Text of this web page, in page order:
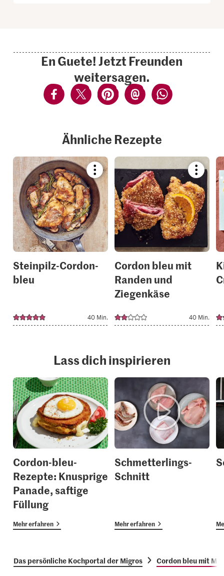
En Guete! Jetzt Freunden
weitersagen.
Ähnliche Rezepte
Bookmark
recipe
or
add
it
to
your
collections.
Steinpilz-Cordon-
bleu
40 Min.
recipe
or
add
it
to
your
Cordon bleu mit
Randen und
Ziegenkäse
40 Min.
Lass dich inspirieren
Cordon-bleu-
Rezepte: Knusprige
Panade, saftige
Füllung
Mehr erfahren
Schmetterlings-
Schnitt
Mehr erfahren
Das persönliche Kochportal der Migros Cordon bleu mit